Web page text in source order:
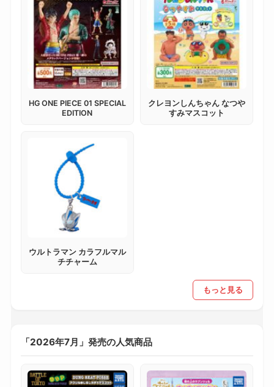
HG ONE PIECE 01 SPECIAL
EDITION
クレヨンしんちゃん なつや
すみマスコット
ウルトラマン カラフルマル
チチャーム
もっと見る
「2026年7月」発売の人気商品